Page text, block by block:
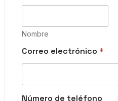
f
n
Nombre
Correo electrónico *
Número de teléfono